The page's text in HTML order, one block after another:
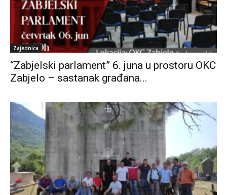
Zajednica
“Zabjelski parlament” 6. juna u prostoru OKC
Zabjelo – sastanak građana...